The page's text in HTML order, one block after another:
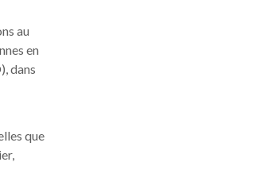
au
en
dans
que